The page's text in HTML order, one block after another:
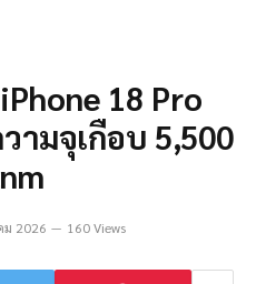
18 Pro
ามจุเกือบ 5,500
ม 2026 160 Views